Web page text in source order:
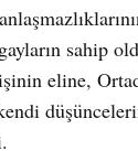
sahip
eline,